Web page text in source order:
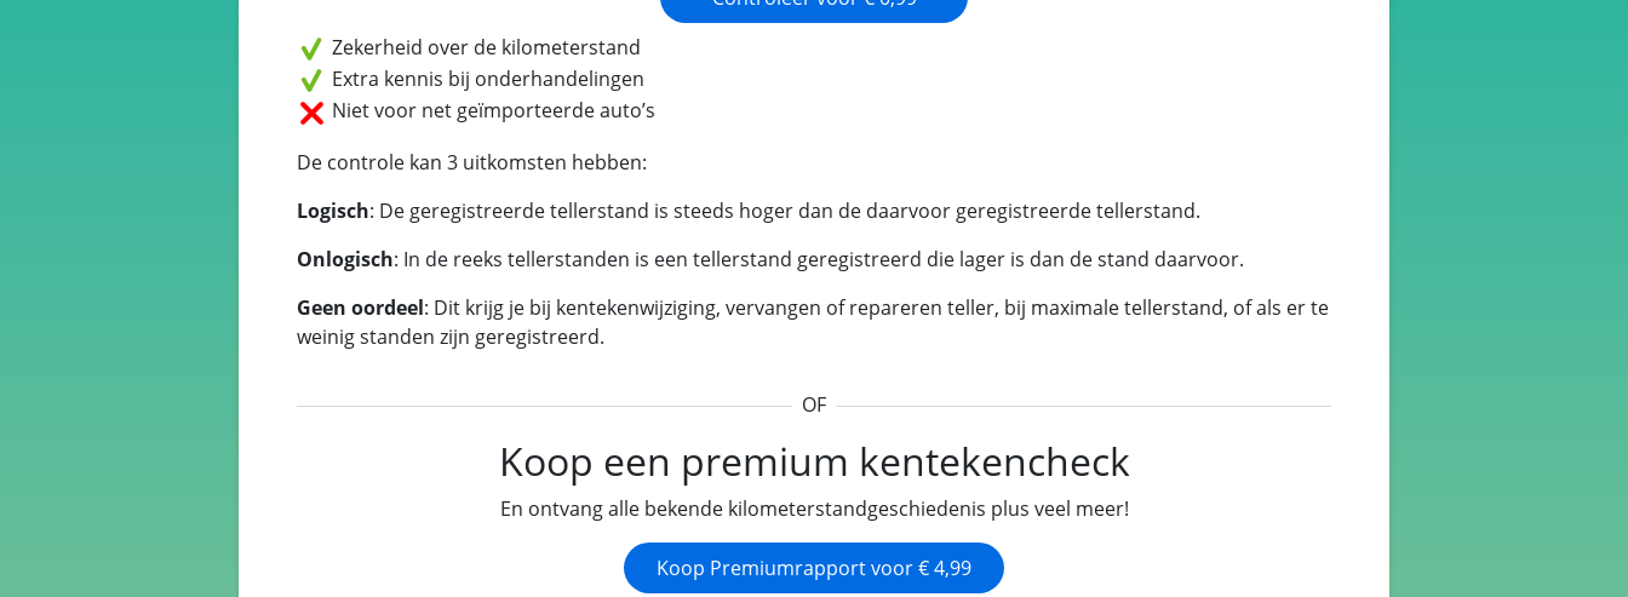
Zekerheid over de kilometerstand
Extra kennis bij onderhandelingen
Niet voor net geïmporteerde auto’s
De controle kan 3 uitkomsten hebben:
Logisch: De geregistreerde tellerstand is steeds hoger dan de daarvoor geregistreerde tellerstand.
Onlogisch: In de reeks tellerstanden is een tellerstand geregistreerd die lager is dan de stand daarvoor.
Geen oordeel: Dit krijg je bij kentekenwijziging, vervangen of repareren teller, bij maximale tellerstand, of als er te
weinig standen zijn geregistreerd.
OF
Koop een premium kentekencheck
En ontvang alle bekende kilometerstandgeschiedenis plus veel meer!
Koop Premiumrapport voor € 4,99